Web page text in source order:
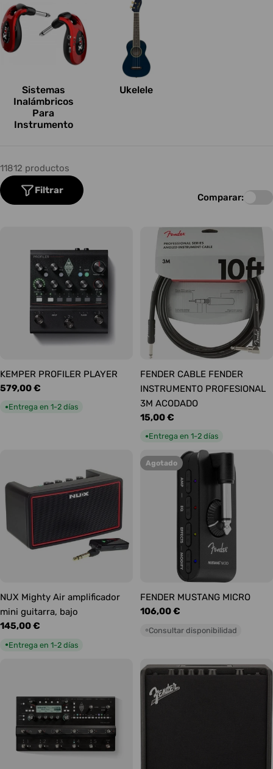
Sistemas
Inalámbricos
Para
Instrumento
Ukelele
11812 productos
Filtrar
Comparar:
KEMPER PROFILER PLAYER
Precio
habitual
579,00 €
●Entrega en 1-2 días
FENDER CABLE FENDER
INSTRUMENTO PROFESIONAL
3M ACODADO
Precio
habitual
15,00 €
●Entrega en 1-2 días
NUX Mighty Air amplificador
mini guitarra, bajo
Precio
145,00 €
●Entrega en 1-2 días
Agotado
FENDER MUSTANG MICRO
Precio
106,00 €
○Consultar disponibilidad